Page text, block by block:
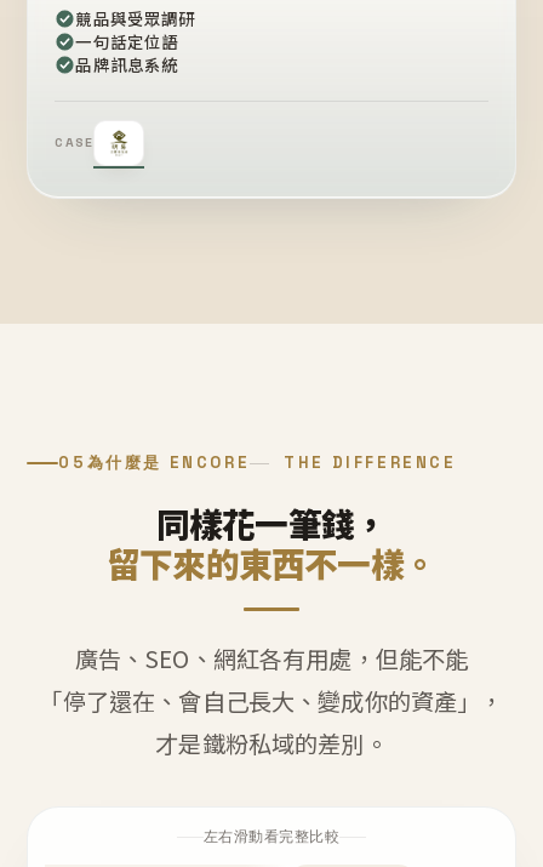
競品與受眾調研
一句話定位語
品牌訊息系統
CASE
05 為什麼是 ENCORE THE DIFFERENCE
同樣花一筆錢，
留下來的東西不一樣。
廣告、SEO、網紅各有用處，但能不能
「停了還在、會自己長大、變成你的資產」，
才是鐵粉私域的差別。
左右滑動看完整比較